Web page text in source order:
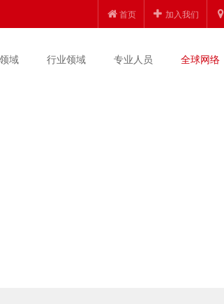
首页 加入我们
域 行业领域 专业人员 全球网络